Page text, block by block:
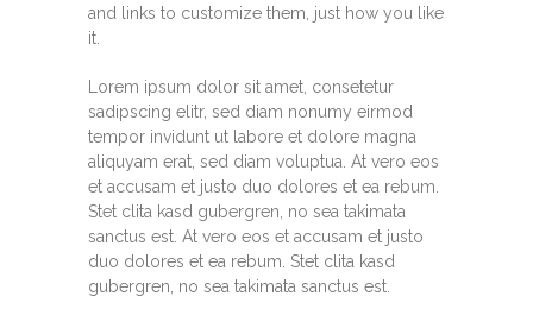
and links to customize them, just how you like
it.
Lorem ipsum dolor sit amet, consetetur
sadipscing elitr, sed diam nonumy eirmod
tempor invidunt ut labore et dolore magna
aliquyam erat, sed diam voluptua. At vero eos
et accusam et justo duo dolores et ea rebum.
Stet clita kasd gubergren, no sea takimata
sanctus est. At vero eos et accusam et justo
duo dolores et ea rebum. Stet clita kasd
gubergren, no sea takimata sanctus est.